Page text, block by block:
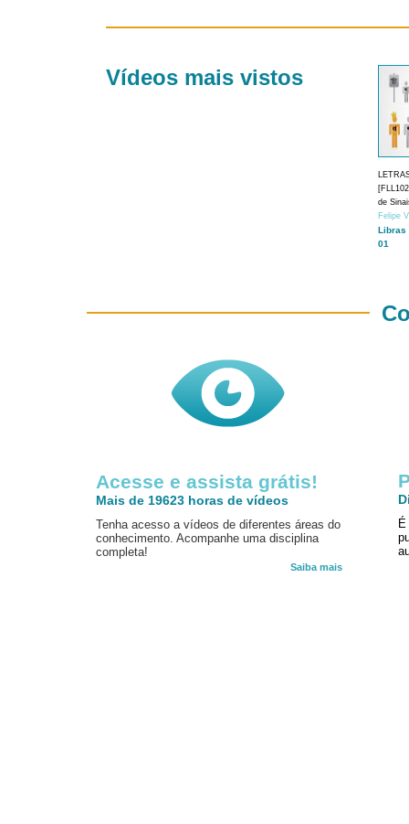
Vídeos mais vistos
de
Felipe
Libras
01
Acesse e assista grátis!
Mais de 19623 horas de vídeos
Tenha acesso a vídeos de diferentes áreas do
conhecimento. Acompanhe uma disciplina
completa!
Saiba mais